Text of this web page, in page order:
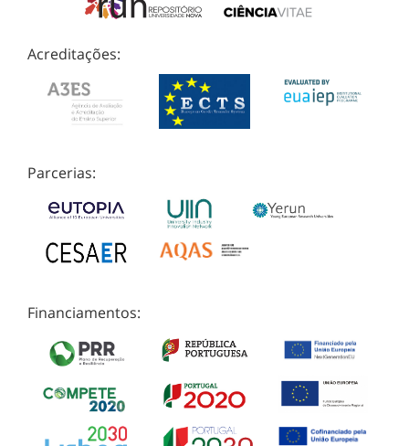
Acreditações:
Parcerias:
Financiamentos: